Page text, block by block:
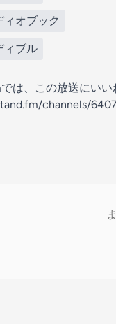
オブック
ィブル
は、この放送にいい
channels/